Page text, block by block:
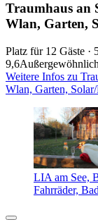
Traumhaus an
Wlan, Garten,
Platz für 12 Gäste ·
9,6Außergewöhnlich
Weitere Infos zu
Wlan, Garten,
LIA am See,
Fahrräder,